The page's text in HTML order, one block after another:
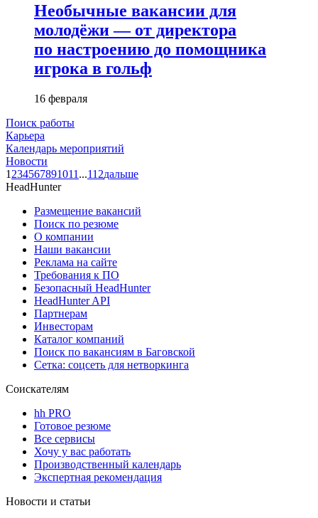
Необычные вакансии для
молодёжи — от директора
по настроению до помощника
игрока в гольф
16 февраля
Поиск работы
Карьера
Календарь мероприятий
Новости
1 234567891011 ...112дальше
HeadHunter
Размещение вакансий
Поиск по резюме
О компании
Наши вакансии
Реклама на сайте
Требования к ПО
Безопасный HeadHunter
HeadHunter API
Партнерам
Инвесторам
Каталог компаний
Поиск по вакансиям в Баговской
Сетка: соцсеть для нетворкинга
Соискателям
hh PRO
Готовое резюме
Все сервисы
Хочу у вас работать
Производственный календарь
Экспертная рекомендация
Новости и статьи